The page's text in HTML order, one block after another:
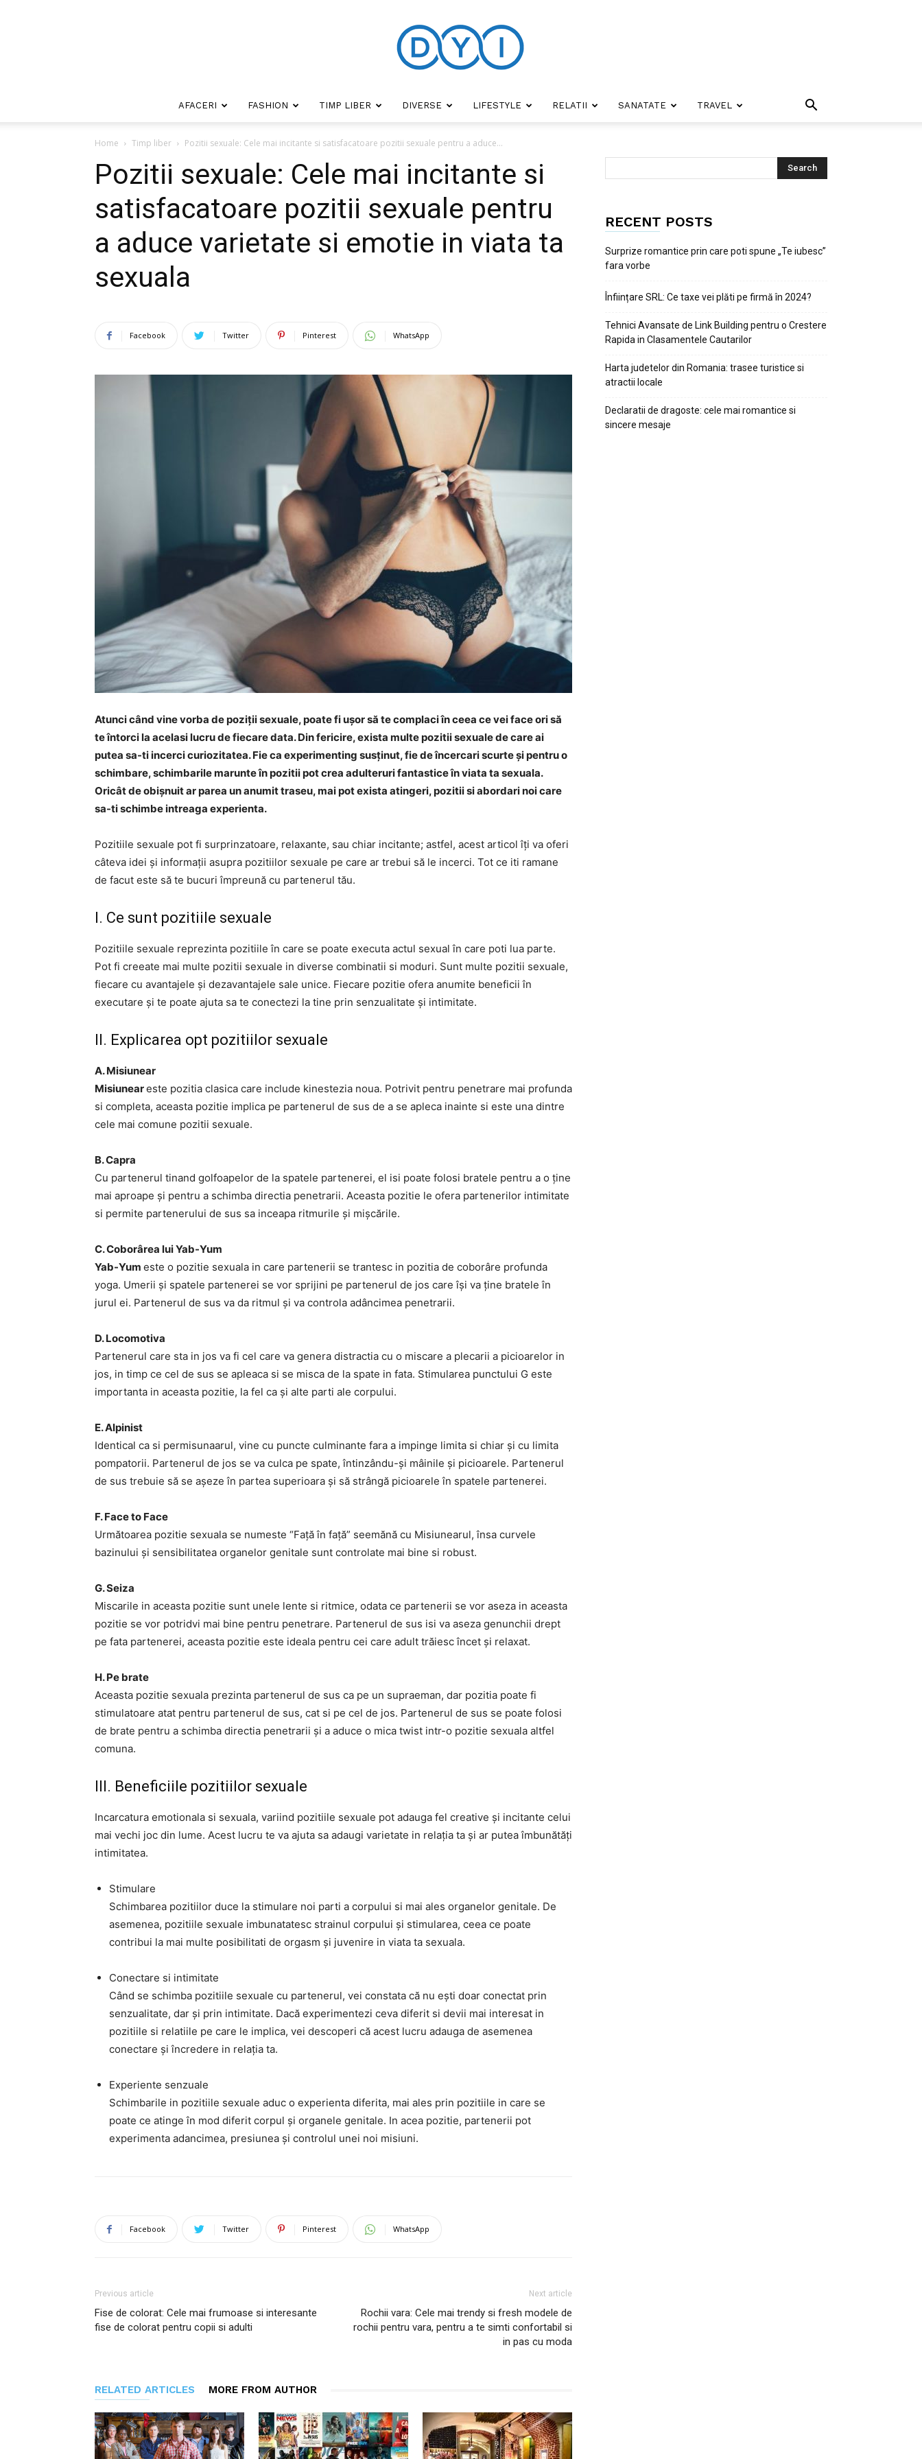
AFACERI FASHION TIMP LIBER DIVERSE LIFESTYLE RELATII SANATATE TRAVEL
Home Timp liber Pozitii sexuale: Cele mai incitante si satisfacatoare pozitii sexuale pentru a aduce...
Pozitii sexuale: Cele mai incitante si
satisfacatoare pozitii sexuale pentru
a aduce varietate si emotie in viata ta
sexuala
Facebook Twitter Pinterest WhatsApp
Atunci când vine vorba de poziții sexuale, poate fi ușor să te complaci în ceea ce vei face ori să
te întorci la acelasi lucru de fiecare data. Din fericire, exista multe pozitii sexuale de care ai
putea sa-ti incerci curiozitatea. Fie ca experimenting susținut, fie de încercari scurte și pentru o
schimbare, schimbarile marunte în pozitii pot crea adulteruri fantastice în viata ta sexuala.
Oricât de obișnuit ar parea un anumit traseu, mai pot exista atingeri, pozitii si abordari noi care
sa-ti schimbe intreaga experienta.
Pozitiile sexuale pot fi surprinzatoare, relaxante, sau chiar incitante; astfel, acest articol îți va oferi
câteva idei și informații asupra pozitiilor sexuale pe care ar trebui să le incerci. Tot ce iti ramane
de facut este să te bucuri împreună cu partenerul tău.
I. Ce sunt pozitiile sexuale
Pozitiile sexuale reprezinta pozitiile în care se poate executa actul sexual în care poti lua parte.
Pot fi creeate mai multe pozitii sexuale in diverse combinatii si moduri. Sunt multe pozitii sexuale,
fiecare cu avantajele și dezavantajele sale unice. Fiecare pozitie ofera anumite beneficii în
executare și te poate ajuta sa te conectezi la tine prin senzualitate și intimitate.
II. Explicarea opt pozitiilor sexuale
A. Misiunear
Misiuneareste pozitia clasica care include kinestezia noua. Potrivit pentru penetrare mai profunda
si completa, aceasta pozitie implica pe partenerul de sus de a se apleca inainte si este una dintre
cele mai comune pozitii sexuale.
B. Capra
Cu partenerul tinand golfoapelor de la spatele partenerei, el isi poate folosi bratele pentru a o ține
mai aproape și pentru a schimba directia penetrarii. Aceasta pozitie le ofera partenerilor intimitate
si permite partenerului de sus sa inceapa ritmurile și mișcările.
C. Coborârea lui Yab-Yum
Yab-Yum este o pozitie sexuala in care partenerii se trantesc in pozitia de coborâre profunda
yoga. Umerii și spatele partenerei se vor sprijini pe partenerul de jos care își va ține bratele în
jurul ei. Partenerul de sus va da ritmul și va controla adâncimea penetrarii.
D. Locomotiva
Partenerul care sta in jos va fi cel care va genera distractia cu o miscare a plecarii a picioarelor in
jos, in timp ce cel de sus se apleaca si se misca de la spate in fata. Stimularea punctului G este
importanta in aceasta pozitie, la fel ca și alte parti ale corpului.
E. Alpinist
Identical ca si permisunaarul, vine cu puncte culminante fara a impinge limita si chiar și cu limita
pompatorii. Partenerul de jos se va culca pe spate, întinzându-și mâinile și picioarele. Partenerul
de sus trebuie să se așeze în partea superioara și să strângă picioarele în spatele partenerei.
F. Face to Face
Următoarea pozitie sexuala se numeste “Față în față” seemănă cu Misiunearul, însa curvele
bazinului și sensibilitatea organelor genitale sunt controlate mai bine si robust.
G. Seiza
Miscarile in aceasta pozitie sunt unele lente si ritmice, odata ce partenerii se vor aseza in aceasta
pozitie se vor potridvi mai bine pentru penetrare. Partenerul de sus isi va aseza genunchii drept
pe fata partenerei, aceasta pozitie este ideala pentru cei care adult trăiesc încet și relaxat.
H. Pe brate
Aceasta pozitie sexuala prezinta partenerul de sus ca pe un supraeman, dar pozitia poate fi
stimulatoare atat pentru partenerul de sus, cat si pe cel de jos. Partenerul de sus se poate folosi
de brate pentru a schimba directia penetrarii și a aduce o mica twist intr-o pozitie sexuala altfel
comuna.
III. Beneficiile pozitiilor sexuale
Incarcatura emotionala si sexuala, variind pozitiile sexuale pot adauga fel creative și incitante celui
mai vechi joc din lume. Acest lucru te va ajuta sa adaugi varietate in relația ta și ar putea îmbunătăți
intimitatea.
Stimulare
Schimbarea pozitiilor duce la stimulare noi parti a corpului si mai ales organelor genitale. De
asemenea, pozitiile sexuale imbunatatesc strainul corpului și stimularea, ceea ce poate
contribui la mai multe posibilitati de orgasm și juvenire in viata ta sexuala.
Conectare si intimitate
Când se schimba pozitiile sexuale cu partenerul, vei constata că nu ești doar conectat prin
senzualitate, dar și prin intimitate. Dacă experimentezi ceva diferit si devii mai interesat in
pozitiile si relatiile pe care le implica, vei descoperi că acest lucru adauga de asemenea
conectare și încredere in relația ta.
Experiente senzuale
Schimbarile in pozitiile sexuale aduc o experienta diferita, mai ales prin pozitiile in care se
poate ce atinge în mod diferit corpul și organele genitale. In acea pozitie, partenerii pot
experimenta adancimea, presiunea și controlul unei noi misiuni.
Facebook Twitter Pinterest WhatsApp
Previous article
Fise de colorat: Cele mai frumoase si interesante
fise de colorat pentru copii si adulti
Next article
Rochii vara: Cele mai trendy si fresh modele de
rochii pentru vara, pentru a te simti confortabil si
in pas cu moda
RELATED ARTICLES MORE FROM AUTHOR
RECENT POSTS
Surprize romantice prin care poti spune „Te iubesc”
fara vorbe
Înființare SRL: Ce taxe vei plăti pe firmă în 2024?
Tehnici Avansate de Link Building pentru o Crestere
Rapida in Clasamentele Cautarilor
Harta judetelor din Romania: trasee turistice si
atractii locale
Declaratii de dragoste: cele mai romantice si
sincere mesaje